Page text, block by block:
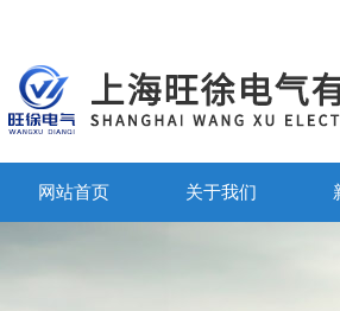
网站首页 关于我们